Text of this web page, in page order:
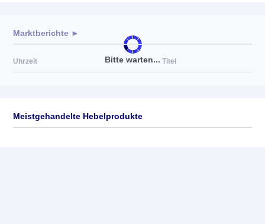
Bitte warten...
Marktberichte ►
Uhrzeit Titel
Meistgehandelte Hebelprodukte